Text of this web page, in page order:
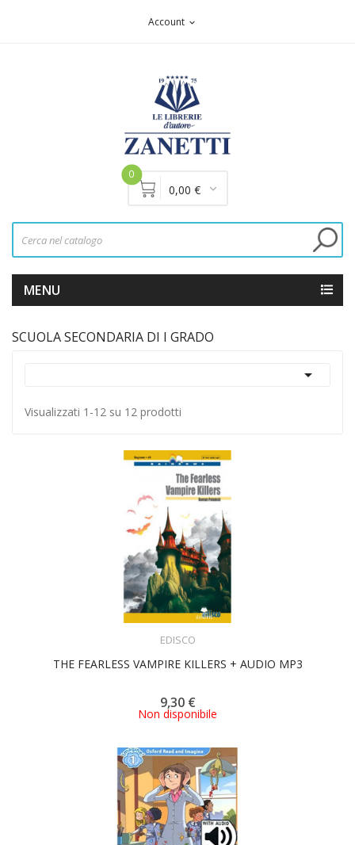
Account expand_more
0
0,00 €
MENU
SCUOLA SECONDARIA DI I GRADO

Visualizzati 1-12 su 12 prodotti
EDISCO
THE FEARLESS VAMPIRE KILLERS + AUDIO MP3
9,30 €
Non disponibile